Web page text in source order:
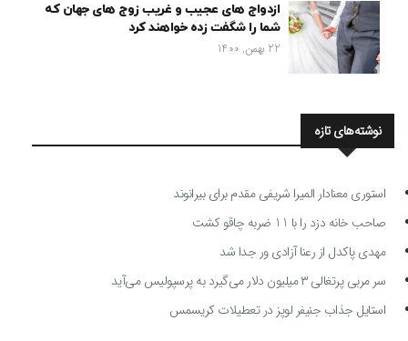
ازدواج های عجیب و غریب زوج های جهان که
شما را شگفت زده خواهند کرد
22 بهمن, 1400
نوشته‌های تازه
استوری معنادار المیرا شریفی مقدم برای بیرانوند
صاحب خانه دزد را با 11 ضربه چاقو کشت
مهدی پاکدل از رعنا آزادی ور جدا شد
سر مربی پرتغالی ۳ میلیون دلار می‌گیرد به پرسپولیس می‌آید
استایل جذاب جنیفر لوپز در تعطیلات کریسمس